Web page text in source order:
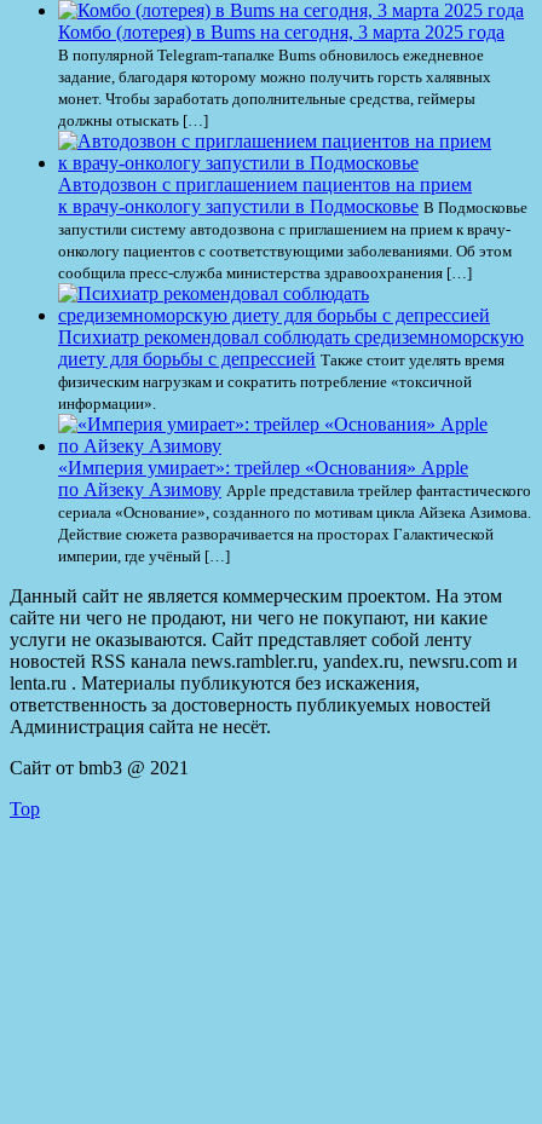
Комбо (лотерея) в Bums на сегодня, 3 марта 2025 года
В популярной Telegram-тапалке Bums обновилось ежедневное
задание, благодаря которому можно получить горсть халявных
монет. Чтобы заработать дополнительные средства, геймеры
должны отыскать […]
Автодозвон с приглашением пациентов на прием
к врачу-онкологу запустили в Подмосковье В Подмосковье
запустили систему автодозвона с приглашением на прием к врачу-
онкологу пациентов с соответствующими заболеваниями. Об этом
сообщила пресс-служба министерства здравоохранения […]
Психиатр рекомендовал соблюдать средиземноморскую
диету для борьбы с депрессией Также стоит уделять время
физическим нагрузкам и сократить потребление «токсичной
информации».
«Империя умирает»: трейлер «Основания» Apple
по Айзеку Азимову Apple представила трейлер фантастического
сериала «Основание», созданного по мотивам цикла Айзека Азимова.
Действие сюжета разворачивается на просторах Галактической
империи, где учёный […]
Данный сайт не является коммерческим проектом. На этом
сайте ни чего не продают, ни чего не покупают, ни какие
услуги не оказываются. Сайт представляет собой ленту
новостей RSS канала news.rambler.ru, yandex.ru, newsru.com и
lenta.ru . Материалы публикуются без искажения,
ответственность за достоверность публикуемых новостей
Администрация сайта не несёт.
Сайт от bmb3 @ 2021
Top